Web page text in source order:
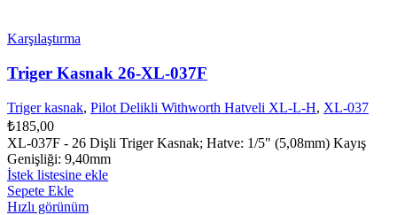
Karşılaştırma
Triger Kasnak 26-XL-037F
Triger kasnak, Pilot Delikli Withworth Hatveli XL-L-H, XL-037
₺185,00
XL-037F - 26 Dişli Triger Kasnak; Hatve: 1/5" (5,08mm) Kayış
Genişliği: 9,40mm
İstek listesine ekle
Sepete Ekle
Hızlı görünüm